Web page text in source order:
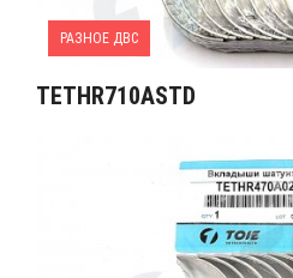
РАЗНОЕ ДВС
TETHR710ASTD